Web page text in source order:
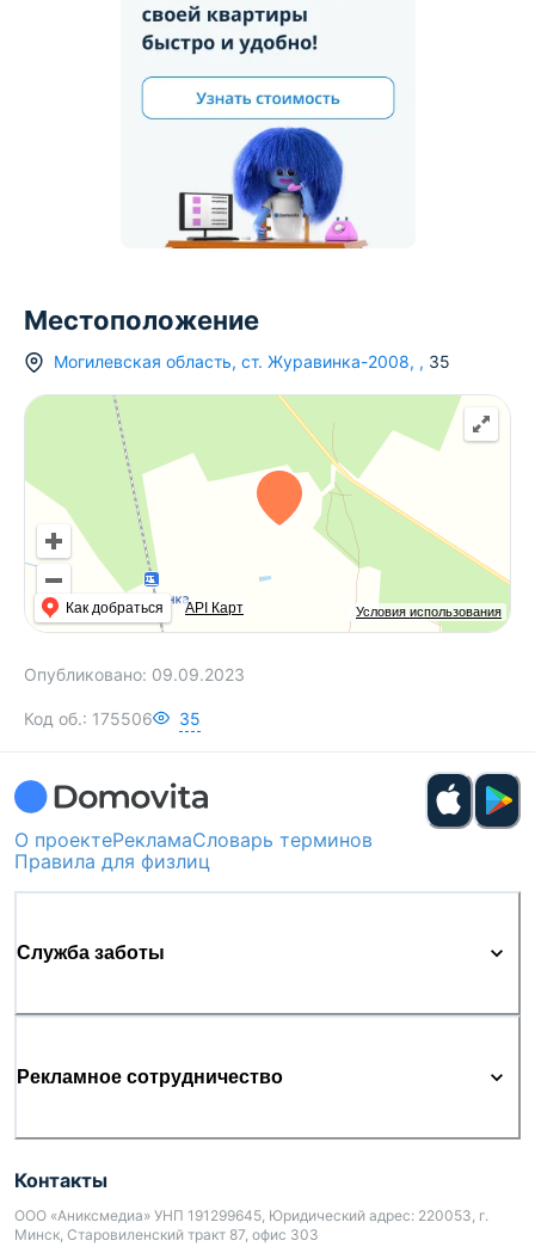
Местоположение
Могилевская область, ст. Журавинка-2008, , 35
Условия использования
Как добраться API Карт
Опубликовано: 09.09.2023
Код об.: 175506 35
О проектеРекламаСловарь терминов
Правила для физлиц
Служба заботы
Рекламное сотрудничество
Контакты
ООО «Аниксмедиа» УНП 191299645, Юридический адрес: 220053, г.
Минск, Старовиленский тракт 87, офис 303